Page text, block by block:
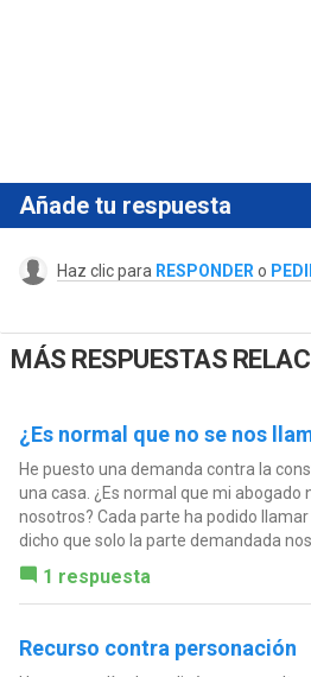
Añade tu respuesta
Haz clic para RESPONDER o
MÁS RESPUESTAS
¿Es normal que no se nos
He puesto una demanda contra la
una casa. ¿Es normal que mi abogado
nosotros? Cada parte ha podido
dicho que solo la parte demandada nos
1 respuesta
Recurso contra personación